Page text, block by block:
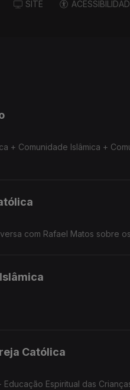
SITE
+ Comunidade Islâmica +
com Rafael Matos sobre
Católica
Espiritual das